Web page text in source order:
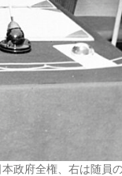
政府全権、右は随員